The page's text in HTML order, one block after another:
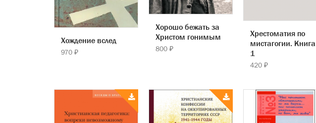
Хождение вслед
970 ₽
Хорошо бежать за
Христом гонимым
800 ₽
Хрестоматия по
мистагогии. Книга
1
420 ₽